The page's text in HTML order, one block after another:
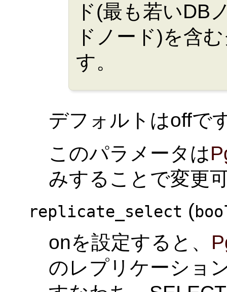
ド(最も若いDB
ドノード)を含
す。
デフォルトはoffで
このパラメータは
みすることで変更
replicate_select (
onを設定すると、
のレプリケーショ